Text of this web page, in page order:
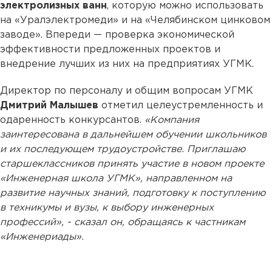
электролизных ванн, которую можно использовать
на «Уралэлектромеди» и на «Челябинском цинковом
заводе». Впереди — проверка экономической
эффективности предложенных проектов и
внедрение лучших из них на предприятиях УГМК.
Директор по персоналу и общим вопросам УГМК
Дмитрий Малышев отметил целеустремленность и
одаренность конкурсантов. «Компания
заинтересована в дальнейшем обучении школьников
и их последующем трудоустройстве. Приглашаю
старшеклассников принять участие в новом проекте
«Инженерная школа УГМК», направленном на
развитие научных знаний, подготовку к поступлению
в техникумы и вузы, к выбору инженерных
профессий», - сказал он, обращаясь к частникам
«Инженериады».